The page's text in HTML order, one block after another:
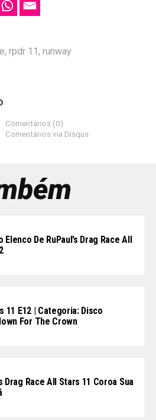
, rpdr 11, runway
Comentários (0)
Comentários via Disqus
Elenco De RuPaul’s Drag Race All
11 E12 | Categoria: Disco
For The Crown
Drag Race All Stars 11 Coroa Sua